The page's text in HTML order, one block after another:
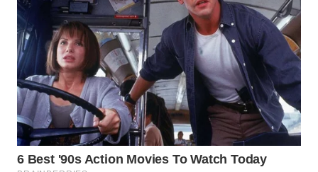
LANGKAT
WN
TAPANULI
SELATAN
WN
TANJUNG
LESUNG